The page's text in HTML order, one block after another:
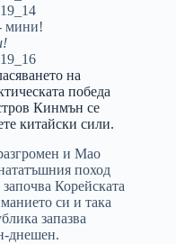
на
победа
Кинмън се
китайски сили.
и Мао
поход
Корейската
си и така
запазва
днешен.